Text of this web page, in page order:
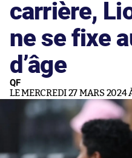
carrière,
ne se fixe
d’âge
QF
LE MERCREDI 27 MARS 2024